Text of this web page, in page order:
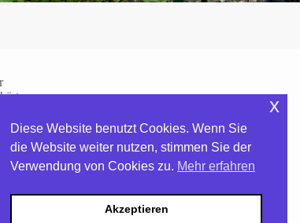
Kanal
Diese Website benutzt Cookies. Wenn Sie
die Website weiter nutzen, stimmen Sie der
Verwendung von Cookies zu. Mehr erfahren
Akzeptieren
x